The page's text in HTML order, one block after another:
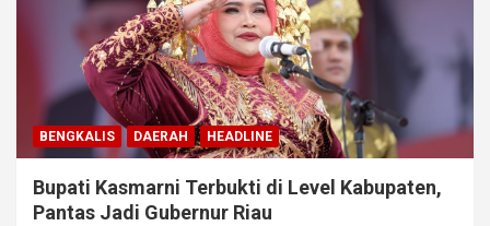
BENGKALIS DAERAH HEADLINE
Bupati Kasmarni Terbukti di Level Kabupaten,
Pantas Jadi Gubernur Riau